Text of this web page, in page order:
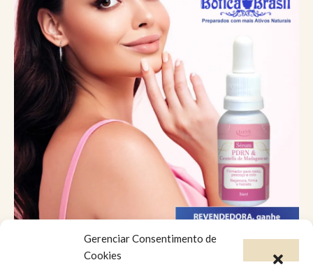
Gerenciar Consentimento de
Cookies
Catálogo Virtual